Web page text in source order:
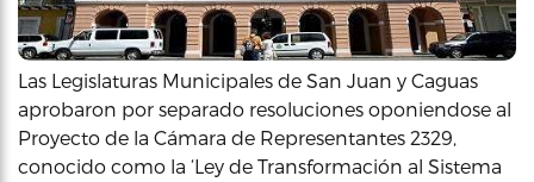
Las Legislaturas Municipales de San Juan y Caguas
aprobaron por separado resoluciones oponiendose al
Proyecto de la Cámara de Representantes 2329,
conocido como la ‘Ley de Transformación al Sistema